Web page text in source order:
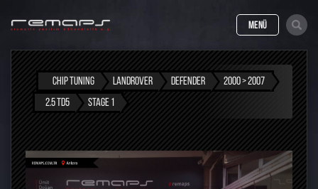
MENÜ
CHIP TUNING LANDROVER DEFENDER
2000 > 2007
2.5 TD5
STAGE 1